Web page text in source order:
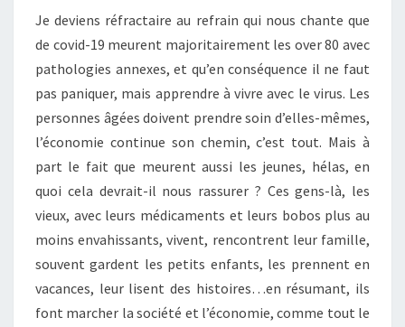
Je deviens réfractaire au refrain qui nous chante que
de covid-19 meurent majoritairement les over 80 avec
pathologies annexes, et qu’en conséquence il ne faut
pas paniquer, mais apprendre à vivre avec le virus. Les
personnes âgées doivent prendre soin d’elles-mêmes,
l’économie continue son chemin, c’est tout. Mais à
part le fait que meurent aussi les jeunes, hélas, en
quoi cela devrait-il nous rassurer ? Ces gens-là, les
vieux, avec leurs médicaments et leurs bobos plus au
moins envahissants, vivent, rencontrent leur famille,
souvent gardent les petits enfants, les prennent en
vacances, leur lisent des histoires…en résumant, ils
font marcher la société et l’économie, comme tout le